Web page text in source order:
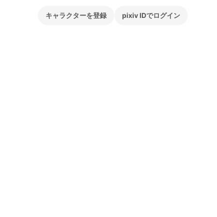
キャラクターを登録 pixiv IDでログイン